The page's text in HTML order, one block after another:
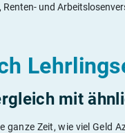
Renten- und
mit
ganze Zeit, wie viel Geld